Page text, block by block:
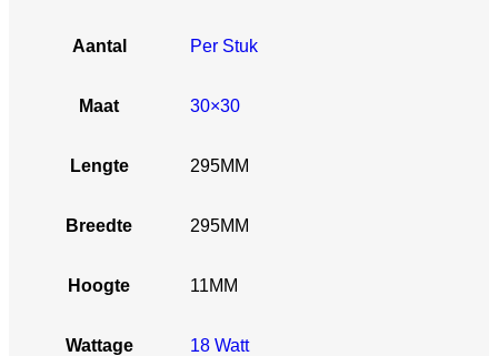
Aantal Per Stuk
Maat 30×30
Lengte 295MM
Breedte 295MM
Hoogte 11MM
Wattage 18 Watt